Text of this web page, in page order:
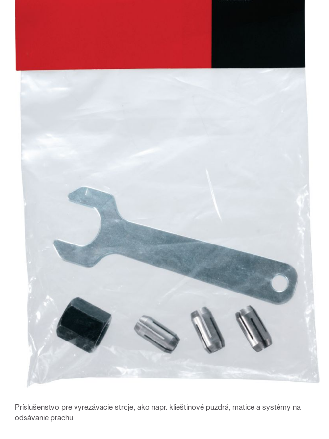
Príslušenstvo pre vyrezávacie stroje, ako napr. klieštinové puzdrá, matice a systémy na
odsávanie prachu